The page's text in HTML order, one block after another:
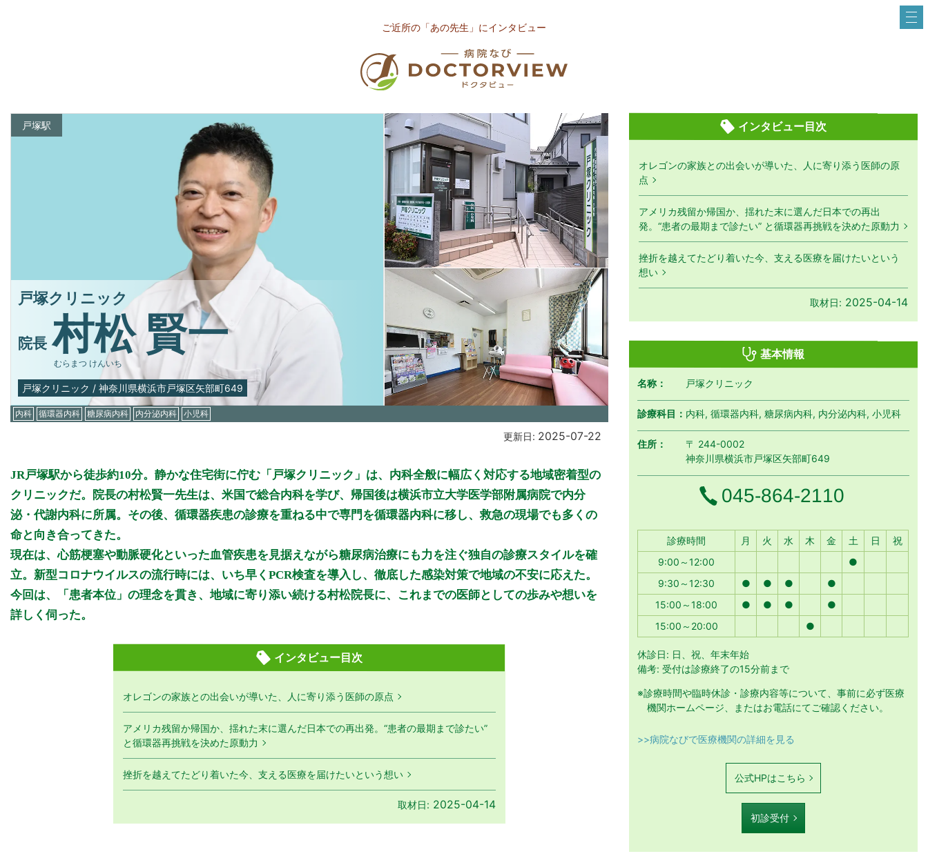
ご近所の「あの先生」にインタビュー
戸塚駅
戸塚クリニック
院長 村松 賢一
むらまつ けんいち
戸塚クリニック / 神奈川県横浜市戸塚区矢部町649
内科 循環器内科 糖尿病内科 内分泌内科 小児科
更新日: 2025-07-22
JR戸塚駅から徒歩約10分。静かな住宅街に佇む「戸塚クリニック」は、内科全般に幅広く対応する地域密着型の
クリニックだ。院長の村松賢一先生は、米国で総合内科を学び、帰国後は横浜市立大学医学部附属病院で内分
泌・代謝内科に所属。その後、循環器疾患の診療を重ねる中で専門を循環器内科に移し、救急の現場でも多くの
命と向き合ってきた。
現在は、心筋梗塞や動脈硬化といった血管疾患を見据えながら糖尿病治療にも力を注ぐ独自の診療スタイルを確
立。新型コロナウイルスの流行時には、いち早くPCR検査を導入し、徹底した感染対策で地域の不安に応えた。
今回は、「患者本位」の理念を貫き、地域に寄り添い続ける村松院長に、これまでの医師としての歩みや想いを
詳しく伺った。
インタビュー目次
オレゴンの家族との出会いが導いた、人に寄り添う医師の原点
アメリカ残留か帰国か、揺れた末に選んだ日本での再出発。“患者の最期まで診たい”
と循環器再挑戦を決めた原動力
挫折を越えてたどり着いた今、支える医療を届けたいという想い
取材日: 2025-04-14
インタビュー目次
オレゴンの家族との出会いが導いた、人に寄り添う医師の原
点
アメリカ残留か帰国か、揺れた末に選んだ日本での再出
発。“患者の最期まで診たい” と循環器再挑戦を決めた原動力
挫折を越えてたどり着いた今、支える医療を届けたいという
想い
取材日: 2025-04-14
基本情報
名称： 戸塚クリニック
診療科目： 内科, 循環器内科, 糖尿病内科, 内分泌内科, 小児科
住所：
〒 244-0002
神奈川県横浜市戸塚区矢部町649
電話番号
045-864-2110
診療時間 月 月曜日
火 火曜日
水 水曜日
木 木曜日
金 金曜日
土土曜日
日 日曜日
祝
9:00～12:00
●
9:30～12:30
● ● ●
●
15:00～18:00
● ● ●
●
15:00～20:00
●
休診日: 日、祝、年末年始
備考: 受付は診療終了の15分前まで
※診療時間や臨時休診・診療内容等について、事前に必ず医療
機関ホームページ、またはお電話にてご確認ください。
>>病院なびで医療機関の詳細を見る
公式HPはこちら
初診受付